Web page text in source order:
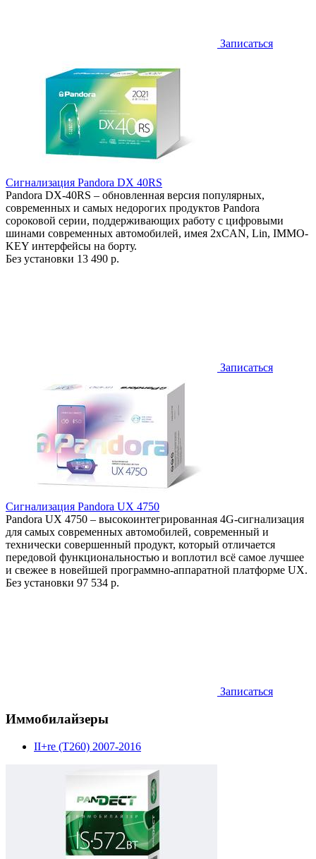
Записаться
Сигнализация Pandora DX 40RS
Pandora DX-40RS – обновленная версия популярных,
современных и самых недорогих продуктов Pandora
сороковой серии, поддерживающих работу с цифровыми
шинами современных автомобилей, имея 2хCAN, Lin, IMMO-
KEY интерфейсы на борту.
Без установки 13 490 р.
Записаться
Сигнализация Pandora UX 4750
Pandora UX 4750 – высокоинтегрированная 4G-сигнализация
для самых современных автомобилей, современный и
технически совершенный продукт, который отличается
передовой функциональностью и воплотил всё самое лучшее
и свежее в новейшей программно-аппаратной платформе UX.
Без установки 97 534 р.
Записаться
Иммобилайзеры
II+re (T260) 2007-2016